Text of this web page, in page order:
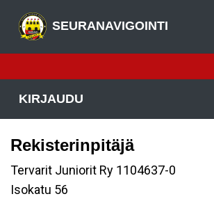
SEURANAVIGOINTI
KIRJAUDU
Rekisterinpitäjä
Tervarit Juniorit Ry 1104637-0
Isokatu 56